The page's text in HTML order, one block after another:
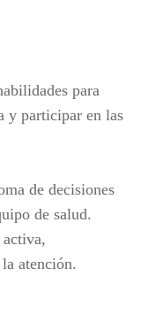
para
y participar en las
de decisiones
de salud.
atención.